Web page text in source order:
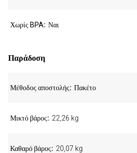
Χωρίς BPA Ναι
Παράδοση
Μέθοδος αποστολής Πακέτο
Μικτό βάρος 22,26 kg
Καθαρό βάρος 20,07 kg